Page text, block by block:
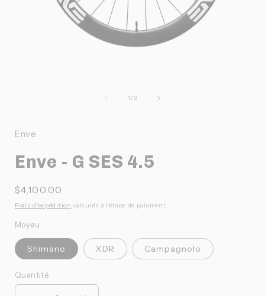
fenêtre
1 /de
3
Enve
Enve - G SES 4.5
Prix
habituel
$4,100.00
Frais d'expédition calculés à l'étape de paiement.
Moyeu
Shimano XDR Campagnolo
Quantité
Quantité